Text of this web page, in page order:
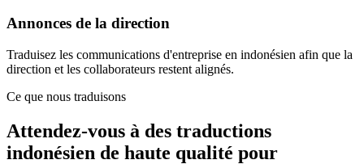
Annonces de la direction
Traduisez les communications d'entreprise en indonésien afin que la
direction et les collaborateurs restent alignés.
Ce que nous traduisons
Attendez-vous à des traductions
indonésien de haute qualité pour